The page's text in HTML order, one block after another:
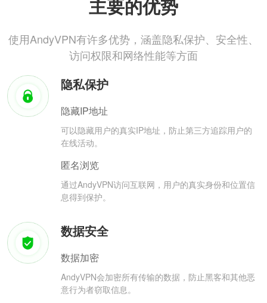
主要的优势
使用AndyVPN有许多优势，涵盖隐私保护、安全性、
访问权限和网络性能等方面
隐私保护
隐藏IP地址
可以隐藏用户的真实IP地址，防止第三方追踪用户的
在线活动。
匿名浏览
通过AndyVPN访问互联网，用户的真实身份和位置信
息得到保护。
数据安全
数据加密
AndyVPN会加密所有传输的数据，防止黑客和其他恶
意行为者窃取信息。